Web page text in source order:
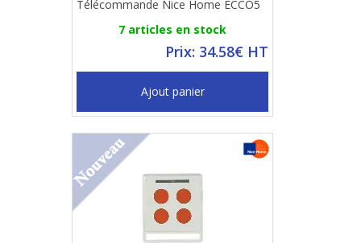
Télécommande Nice Home ECCO5
7 articles en stock
Prix: 34.58€ HT
Ajout panier